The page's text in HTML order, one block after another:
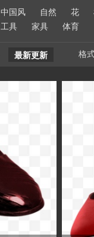
中国风 自然 花
工具 家具 体育
最新更新 格